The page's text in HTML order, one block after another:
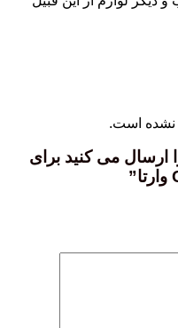
نشده است.
ارسال می کنید برای